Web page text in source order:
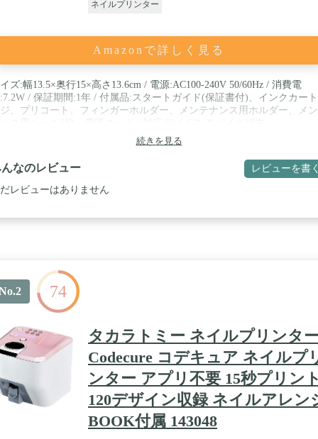
ネイルプリンター
Amazonで詳しく見る
ズ:幅13.5×奥行15×高さ13.6cm / 電源:AC100-240V 50/60Hz / 消費電
/ 保証期間:1年 / 付属品:スタートガイド(保証書付)、インクカート
、プリコート、フィンガーホルダー、メンテナンス用ホルダー、メ
iPad/Android) / 本体重量(kg):1.2
続きを見る
なのレビュー レビューを書く
レビューはありません
74
タカラトミー ネイルプリンター
Codecure コデキュア ネイルプ
ンター アプリ不要 15秒プリント
120デザイン収録 ネイルアレン
BOOK付属 143048